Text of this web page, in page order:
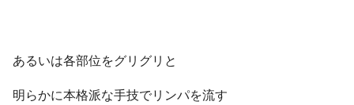
あるいは各部位をグリグリと
明らかに本格派な手技でリンパを流す